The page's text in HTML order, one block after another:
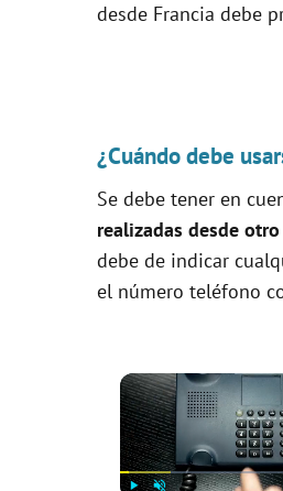
desde Francia debe
¿Cuándo debe
Se debe tener en
realizadas desde
debe de indicar
el número teléfono